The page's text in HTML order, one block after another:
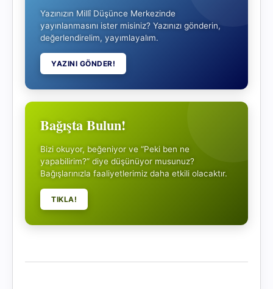
Yazınızın Millî Düşünce Merkezinde
yayınlanmasını ister misiniz? Yazınızı gönderin,
değerlendirelim, yayımlayalım.
YAZINI GÖNDER!
Bağışta Bulun!
Bizi okuyor, beğeniyor ve “Peki ben ne
yapabilirim?” diye düşünüyor musunuz?
Bağışlarınızla faaliyetlerimiz daha etkili olacaktır.
TIKLA!